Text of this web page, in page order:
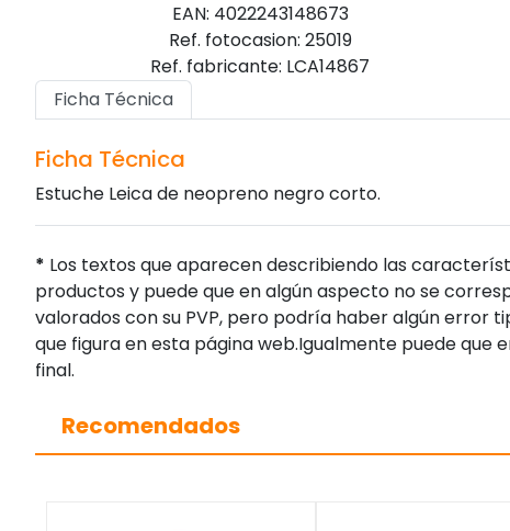
EAN: 4022243148673
Ref. fotocasion: 25019
Ref. fabricante: LCA14867
Ficha Técnica
Ficha Técnica
Estuche Leica de neopreno negro corto.
* Los textos que aparecen describiendo las
productos y puede que en algún aspecto no se
valorados con su PVP, pero podría haber algún
que figura en esta página web.Igualmente puede
final.
Recomendados